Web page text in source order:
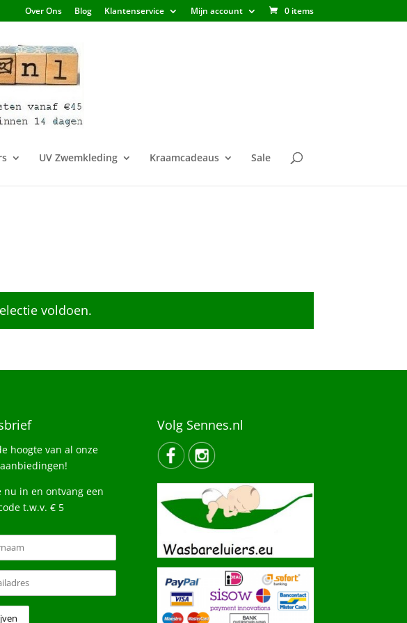
Over Ons Blog Klantenservice Mijn account 0 items
UV Zwemkleding Kraamcadeaus Sale
voldoen.
hoogte van al onze
nu in en ontvang een
t.w.v. € 5
Volg Sennes.nl